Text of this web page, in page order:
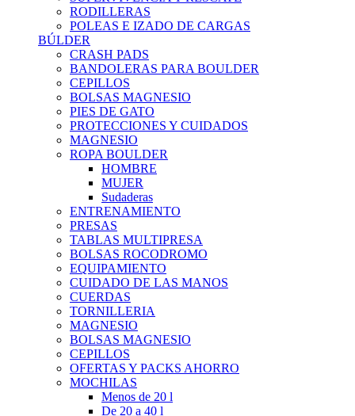
RODILLERAS
POLEAS E IZADO DE CARGAS
BÚLDER
CRASH PADS
BANDOLERAS PARA BOULDER
CEPILLOS
BOLSAS MAGNESIO
PIES DE GATO
PROTECCIONES Y CUIDADOS
MAGNESIO
ROPA BOULDER
HOMBRE
MUJER
Sudaderas
ENTRENAMIENTO
PRESAS
TABLAS MULTIPRESA
BOLSAS ROCODROMO
EQUIPAMIENTO
CUIDADO DE LAS MANOS
CUERDAS
TORNILLERIA
MAGNESIO
BOLSAS MAGNESIO
CEPILLOS
OFERTAS Y PACKS AHORRO
MOCHILAS
Menos de 20 l
De 20 a 40 l